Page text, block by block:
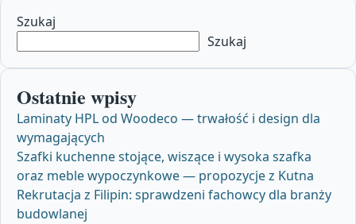
Szukaj
Szukaj
Ostatnie wpisy
Laminaty HPL od Woodeco — trwałość i design dla
wymagających
Szafki kuchenne stojące, wiszące i wysoka szafka
oraz meble wypoczynkowe — propozycje z Kutna
Rekrutacja z Filipin: sprawdzeni fachowcy dla branży
budowlanej